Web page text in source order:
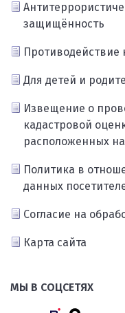
защищённость
Противодействие
Для детей и
Извещение о
кадастровой
расположенных
Политика в
данных
Согласие на
Карта сайта
МЫ В СОЦСЕТЯХ